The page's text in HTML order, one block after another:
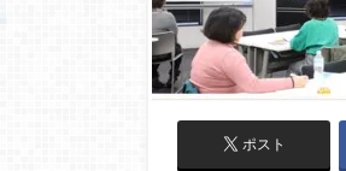
ポスト